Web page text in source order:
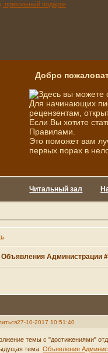
Добро
Здесь вы можете
Для начинающих
рецензентам,
Если Вы хотите
Правилами.
Это поможет вам
первых порах в
Читальный зал
.
Объявления Администрации
27-10-2017 10:51:40
темы с "достижениями"
тема:Объявления